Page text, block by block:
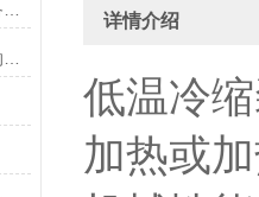
详情介绍
低温冷
加热或